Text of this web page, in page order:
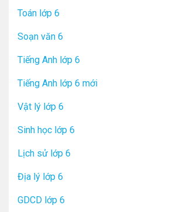
Toán lớp 6
Soạn văn 6
Tiếng Anh lớp 6
Tiếng Anh lớp 6 mới
Vật lý lớp 6
Sinh học lớp 6
Lịch sử lớp 6
Địa lý lớp 6
GDCD lớp 6